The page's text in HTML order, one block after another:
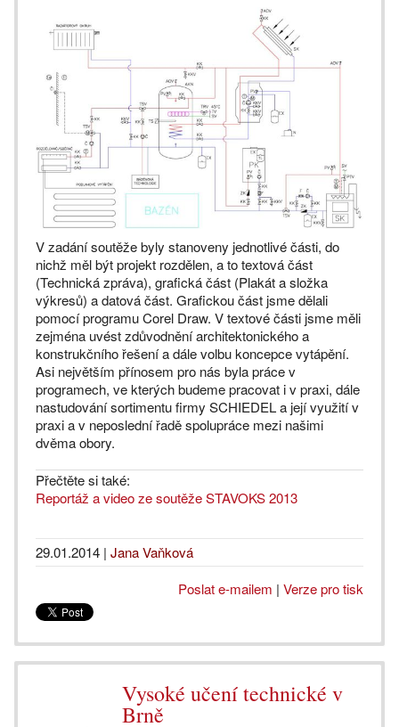
V zadání soutěže byly stanoveny jednotlivé části, do
nichž měl být projekt rozdělen, a to textová část
(Technická zpráva), grafická část (Plakát a složka
výkresů) a datová část. Grafickou část jsme dělali
pomocí programu Corel Draw. V textové části jsme měli
zejména uvést zdůvodnění architektonického a
konstrukčního řešení a dále volbu koncepce vytápění.
Asi největším přínosem pro nás byla práce v
programech, ve kterých budeme pracovat i v praxi, dále
nastudování sortimentu firmy SCHIEDEL a její využití v
praxi a v neposlední řadě spolupráce mezi našimi
dvěma obory.
Přečtěte si také:
Reportáž a video ze soutěže STAVOKS 2013
29.01.2014 | Jana Vaňková
Poslat e-mailem | Verze pro tisk
Vysoké učení technické v
Brně